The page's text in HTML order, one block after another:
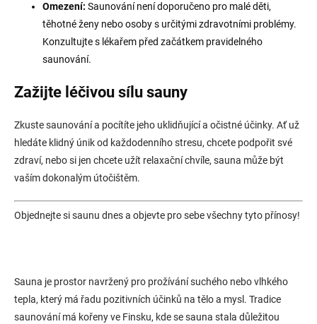
Omezení: Saunování není doporučeno pro malé děti,
těhotné ženy nebo osoby s určitými zdravotními problémy.
Konzultujte s lékařem před začátkem pravidelného
saunování.
Zažijte léčivou sílu sauny
Zkuste saunování a pocítíte jeho uklidňující a očistné účinky. Ať už
hledáte klidný únik od každodenního stresu, chcete podpořit své
zdraví, nebo si jen chcete užít relaxační chvíle, sauna může být
vaším dokonalým útočištěm.
Objednejte si saunu dnes a objevte pro sebe všechny tyto přínosy!
Sauna je prostor navržený pro prožívání suchého nebo vlhkého
tepla, který má řadu pozitivních účinků na tělo a mysl. Tradice
saunování má kořeny ve Finsku, kde se sauna stala důležitou